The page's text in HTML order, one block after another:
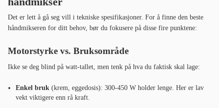
Det er lett å gå seg vill i tekniske spesifikasjoner. For å finne den beste
håndmikseren for ditt behov, bør du fokusere på disse fire punktene:
Motorstyrke vs. Bruksområde
Ikke se deg blind på watt-tallet, men tenk på hva du faktisk skal lage:
Enkel bruk (krem, eggedosis): 300-450 W holder lenge. Her er lav
vekt viktigere enn rå kraft.